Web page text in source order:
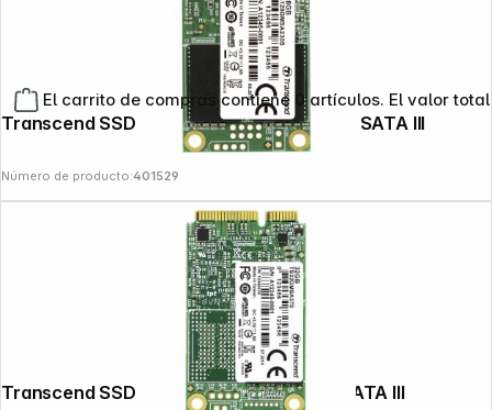
El carrito de compras contiene 0 artículos. El valor
Transcend SSD MSA230S 128GB mSATA SATA III
Número de producto:401529
Transcend SSD MSA370 32GB mSATA SATA III
Copyright © 2000 - 2026 DIFOX. All rights reserved.